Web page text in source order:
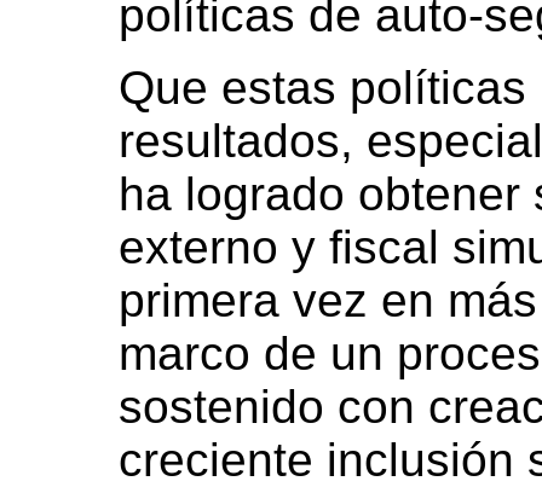
políticas de auto-
Que estas
resultados,
ha logrado obtener
externo y fiscal
primera vez en
marco de un
sostenido con
creciente inclusión